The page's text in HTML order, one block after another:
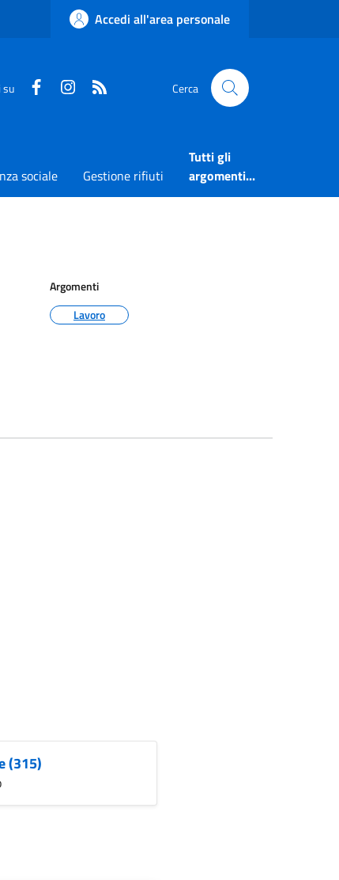
Accedi all'area personale
su FaceboookInstagram Cerca
sociale Gestione rifiuti
Tutti gli
argomenti...
Argomenti
Lavoro
(315)